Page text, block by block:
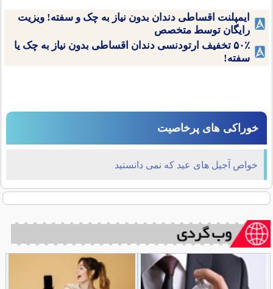
ایمپلنت اقساطی دندان بدون نیاز به چک و سفته! ویزیت
رایگان توسط متخصص
۵۰٪ تخفیف ارتودنسی دندان اقساطی بدون نیاز به چک یا
سفته!
خوراکی های پرخاصیت
خواص آجیل های عید که نمی دانستید